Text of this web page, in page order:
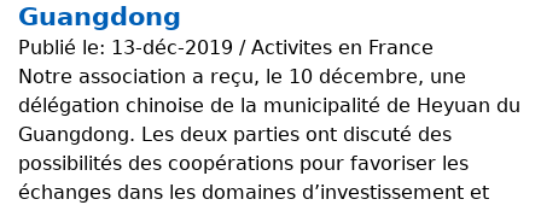
Guangdong
Publié le: 13-déc-2019 / Activites en France
Notre association a reçu, le 10 décembre, une
délégation chinoise de la municipalité de Heyuan du
Guangdong. Les deux parties ont discuté des
possibilités des coopérations pour favoriser les
échanges dans les domaines d’investissement et